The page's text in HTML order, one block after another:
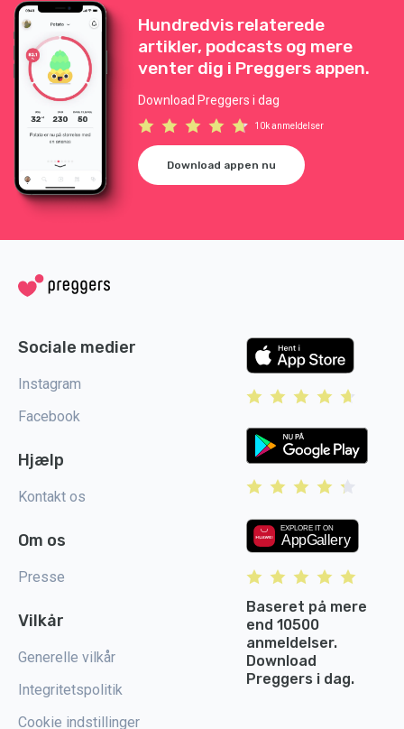
Hundredvis relaterede
artikler, podcasts og mere
venter dig i Preggers appen.
Download Preggers i dag
10k anmeldelser
Download appen nu
Sociale medier
Instagram
Facebook
Hjælp
Kontakt os
Om os
Presse
Vilkår
Generelle vilkår
Integritetspolitik
Cookie indstillinger
Baseret på mere
end 10500
anmeldelser.
Download
Preggers i dag.